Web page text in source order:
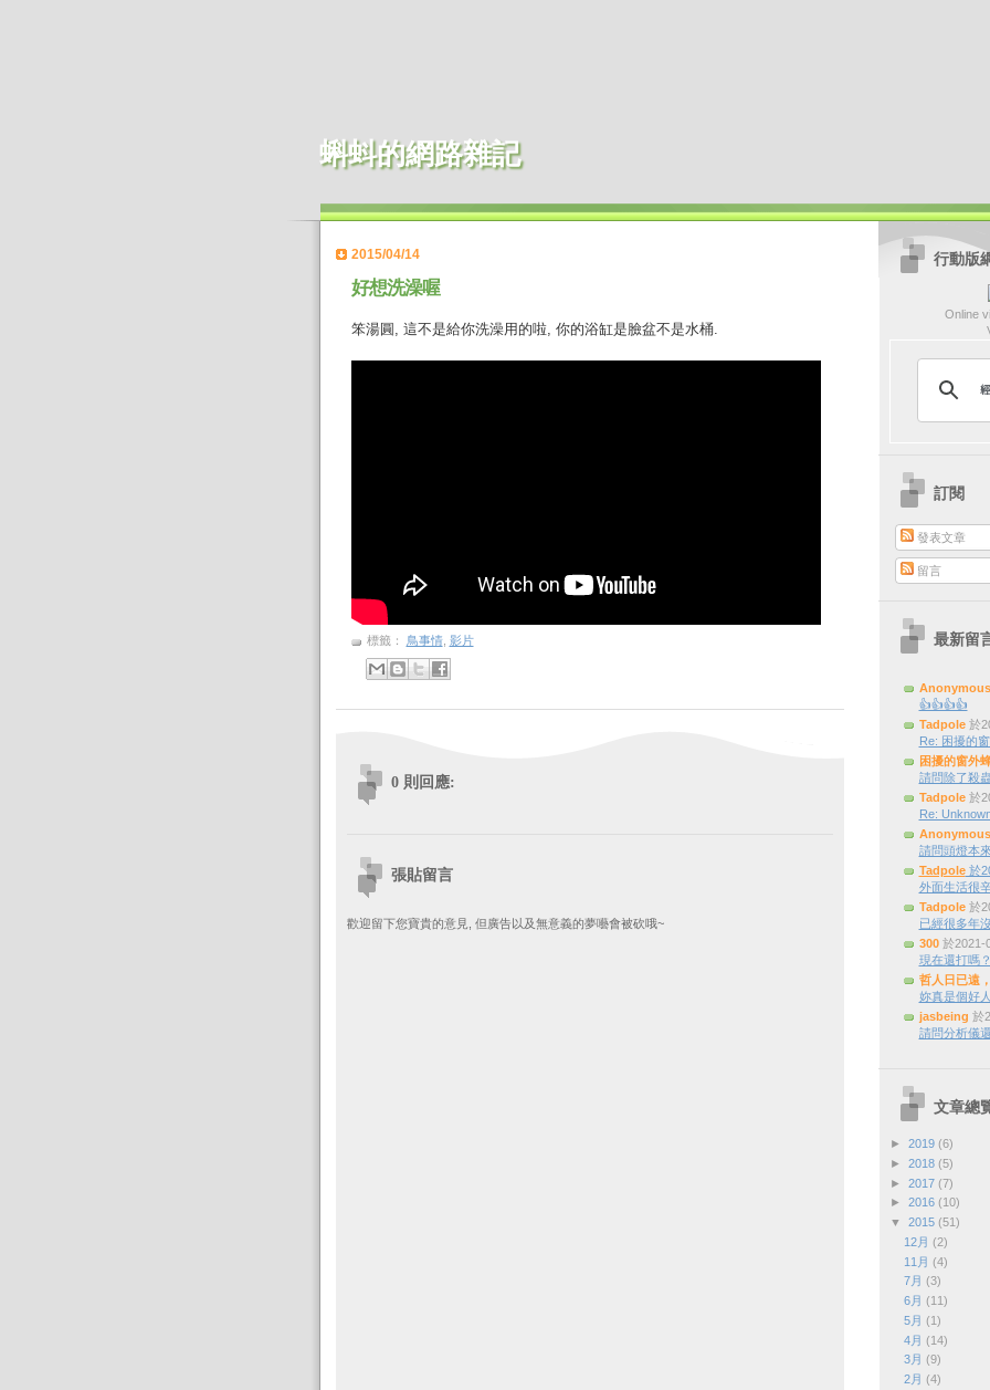
蝌蚪的網路雜記
2015/04/14
好想洗澡喔
笨湯圓, 這不是給你洗澡用的啦, 你的浴缸是臉盆不是水桶.
標籤： 鳥事情, 影片
0 則回應:
張貼留言
歡迎留下您寶貴的意見, 但廣告以及無意義的夢囈會被砍哦~
行動版
Online
訂閱
發表文章
留言
最新留
Anonymous
👍👍👍👍
Tadpole於
Re: 困擾的
困擾的窗外
請問除了殺
Tadpole於
Re:
Anonymous
請問頭燈本
Tadpole於
外面生活很
Tadpole於
已經很多年
300於2021-
現在還打嗎？
哲人日已遠
妳真是個好人
jasbeing 於
請問分析儀
文章總
► 2019 (6)
► 2018 (5)
► 2017 (7)
► 2016 (10)
▼ 2015 (51)
12月 (2)
11月 (4)
7月 (3)
6月 (11)
5月 (1)
4月 (14)
3月 (9)
2月 (4)